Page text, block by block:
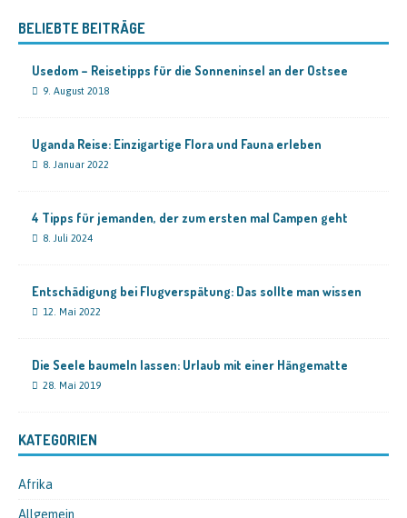
BELIEBTE BEITRÄGE
Usedom – Reisetipps für die Sonneninsel an der Ostsee
9. August 2018
Uganda Reise: Einzigartige Flora und Fauna erleben
8. Januar 2022
4 Tipps für jemanden, der zum ersten mal Campen geht
8. Juli 2024
Entschädigung bei Flugverspätung: Das sollte man wissen
12. Mai 2022
Die Seele baumeln lassen: Urlaub mit einer Hängematte
28. Mai 2019
KATEGORIEN
Afrika
Allgemein